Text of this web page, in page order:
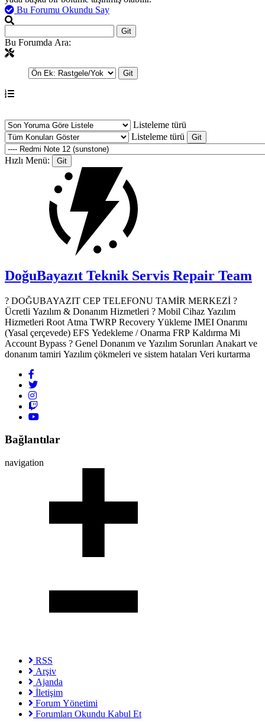
Bu Forumu Okundu Say
Bu Forumda Ara:
Listeleme türü
Listeleme türü
Hızlı Menü:
DoğuBayazıt Teknik Servis Repair Team
? DOĞUBAYAZIT CEP TELEFONU TAMİR MERKEZİ ?️
Ücretli Yazılım & Donanım Hizmetleri ? Mobil Cihaz Yazılım
Hizmetleri Root Atma TWRP Recovery Yükleme IMEI Onarımı
(Yasal çerçevede) EFS Yedekleme / Onarma FRP Kaldırma Mi
Account Bypass ? Genel Donanım ve Yazılım Sorunları Anakart ve
donanım tamiri Yazılım çökmeleri ve sistem hataları Veri kurtarma
Bağlantılar
navigation
RSS
Arşiv
Ajanda
İletişim
Forum Yönetimi
Forumları Okundu Kabul Et